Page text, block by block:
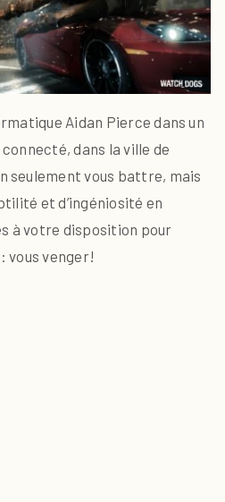
Aidan Pierce dans un
dans la ville de
seulement vous battre, mais
et d’ingéniosité en
à votre disposition pour
venger!